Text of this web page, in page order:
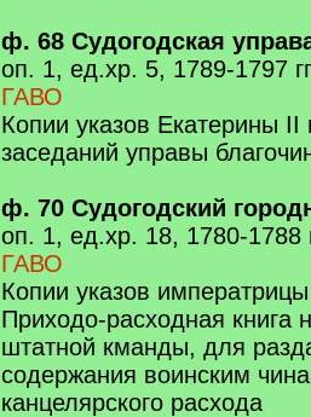
ф. 68 Судогодская
оп. 1, ед.хр. 5, 1789-1797
ГАВО
Копии указов Екатерины
заседаний управы
ф. 70 Судогодский
оп. 1, ед.хр. 18, 1780-1788
ГАВО
Копии указов
Приходо-расходная книга
штатной кманды, для
содержания воинским
канцелярского расхода